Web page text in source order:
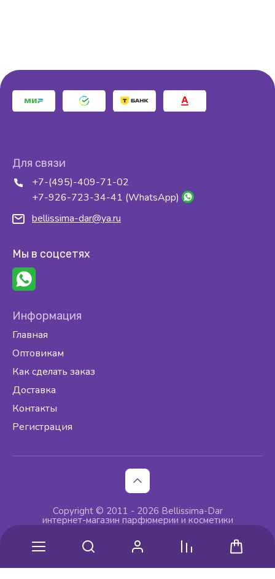
Информация
Главная
Оптовикам
Как сделать заказ
Доставка
Контакты
Регистрация
Для связи
+7-(495)-409-71-02
+7-926-723-34-41 (WhatsApp)
bellissima-dar@ya.ru
Мы в соцсетях
Copyright © 2011 - 2026 Bellissima-Dar
интернет-магазин парфюмерии и косметики